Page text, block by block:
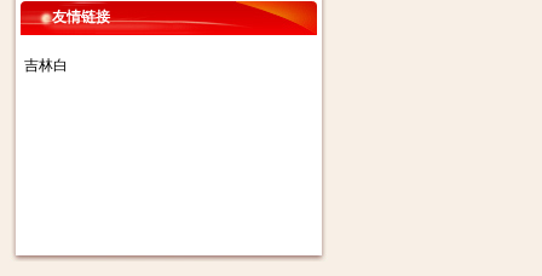
友情链接
吉林白